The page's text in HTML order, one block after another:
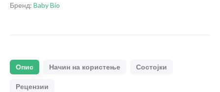
Бренд: Baby Bio
Опис Начин на користење Состојки
Рецензии